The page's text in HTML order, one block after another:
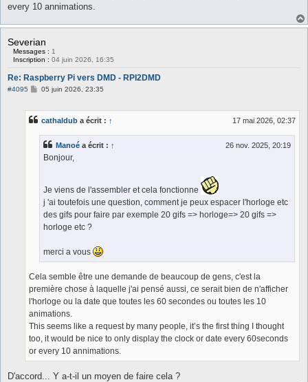
every 10 annimations.
Severian
Messages : 1
Inscription : 04 juin 2026, 16:35
Re: Raspberry Pi vers DMD - RPI2DMD
#4095
M
s
a
e
05 juin 2026, 23:35
cathaldub a écrit : ↑ 17 mai 2026, 02:37
Manoé a écrit : ↑ 26 nov. 2025, 20:19
Bonjour,
Je viens de l'assembler et cela fonctionne
j 'ai toutefois une question, comment je peux espacer l'horloge etc
des gifs pour faire par exemple 20 gifs => horloge=> 20 gifs =>
horloge etc ?
merci a vous
Cela semble être une demande de beaucoup de gens, c'est la
première chose à laquelle j'ai pensé aussi, ce serait bien de n'afficher
l'horloge ou la date que toutes les 60 secondes ou toutes les 10
animations.
This seems like a request by many people, it’s the first thing I thought
too, it would be nice to only display the clock or date every 60seconds
or every 10 annimations.
D'accord... Y a-t-il un moyen de faire cela ?